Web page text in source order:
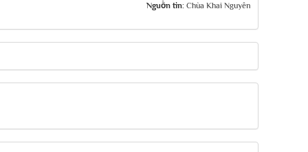
Nguồn tin: Chùa Khai Nguyên